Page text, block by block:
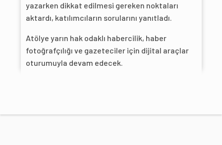
yazarken dikkat edilmesi gereken noktaları
aktardı, katılımcıların sorularını yanıtladı.
Atölye yarın hak odaklı habercilik, haber
fotoğrafçılığı ve gazeteciler için dijital araçlar
oturumuyla devam edecek.